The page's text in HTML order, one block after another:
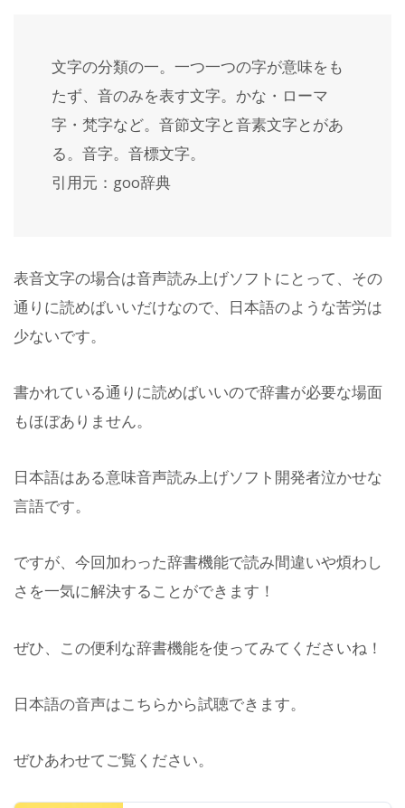
文字の分類の一。一つ一つの字が意味をも
たず、音のみを表す文字。かな・ローマ
字・梵字など。音節文字と音素文字とがあ
る。音字。音標文字。
引用元：goo辞典
表音文字の場合は音声読み上げソフトにとって、その
通りに読めばいいだけなので、日本語のような苦労は
少ないです。
書かれている通りに読めばいいので辞書が必要な場面
もほぼありません。
日本語はある意味音声読み上げソフト開発者泣かせな
言語です。
ですが、今回加わった辞書機能で読み間違いや煩わし
さを一気に解決することができます！
ぜひ、この便利な辞書機能を使ってみてくださいね！
日本語の音声はこちらから試聴できます。
ぜひあわせてご覧ください。